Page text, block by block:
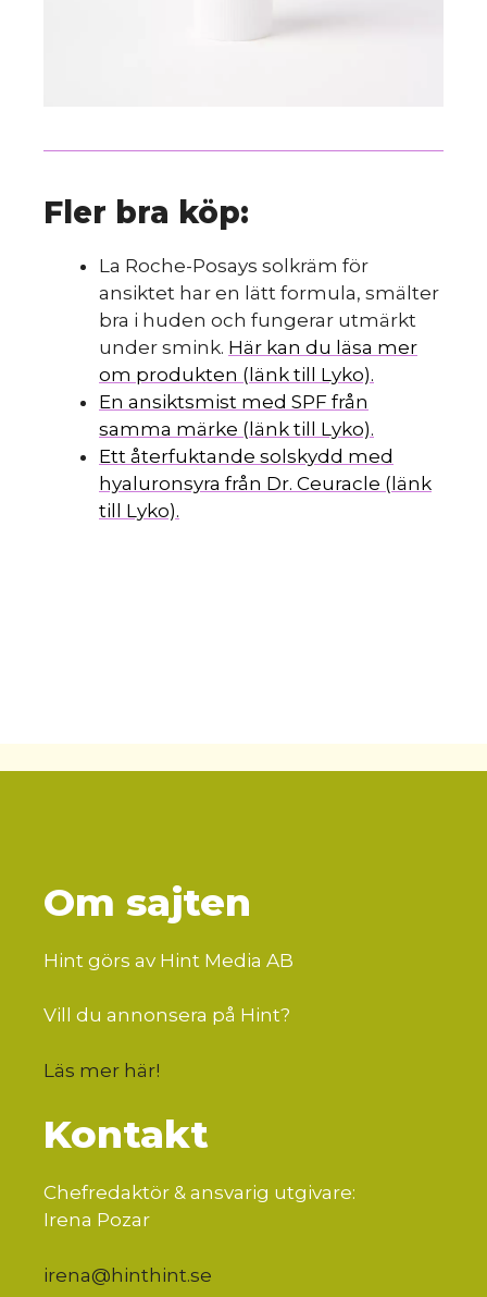
Fler bra köp:
La Roche-Posays solkräm för
ansiktet har en lätt formula, smälter
bra i huden och fungerar utmärkt
under smink. Här kan du läsa mer
om produkten (länk till Lyko).
En ansiktsmist med SPF från
samma märke (länk till Lyko).
Ett återfuktande solskydd med
hyaluronsyra från Dr. Ceuracle (länk
till Lyko).
Om sajten
Hint görs av Hint Media AB
Vill du annonsera på Hint?
Läs mer här!
Kontakt
Chefredaktör & ansvarig utgivare:
Irena Pozar
irena@hinthint.se